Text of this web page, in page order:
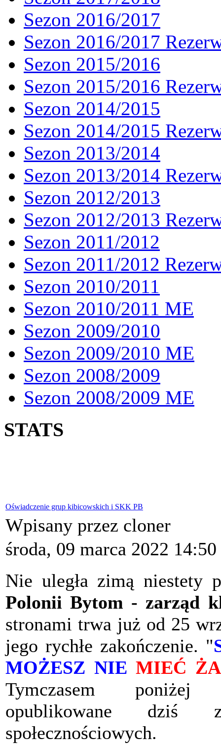
Sezon 2016/2017
Sezon 2016/2017
Sezon 2015/2016
Sezon 2015/2016
Sezon 2014/2015
Sezon 2014/2015
Sezon 2013/2014
Sezon 2013/2014
Sezon 2012/2013
Sezon 2012/2013
Sezon 2011/2012
Sezon 2011/2012
Sezon 2010/2011
Sezon 2010/2011 ME
Sezon 2009/2010
Sezon 2009/2010 ME
Sezon 2008/2009
Sezon 2008/2009 ME
STATS
Oświadczenie grup kibicowskich i SKK PB
Wpisany przez cloner
środa, 09 marca 2022 14:50
Nie uległa zimą
Polonii Bytom - zarząd
stronami trwa już od 25
jego rychłe zakończenie. "
MOŻESZ NIE MIEĆ
Tymczasem
opublikowane dziś
społecznościowych.